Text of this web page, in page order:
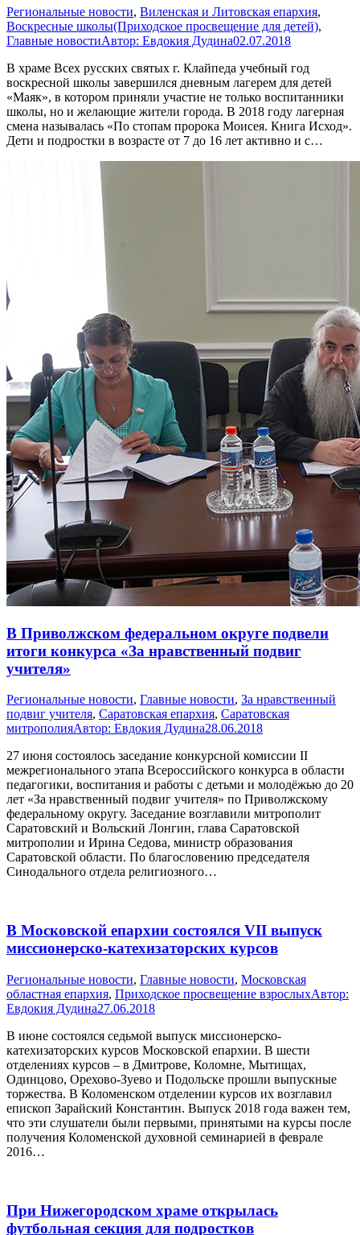
Pегиональные новости, Виленская и Литовская епархия,
Воскресные школы(Приходское просвещение для детей),
Главные новостиАвтор: Евдокия Дудина02.07.2018
В храме Всех русских святых г. Клайпеда учебный год
воскресной школы завершился дневным лагерем для детей
«Маяк», в котором приняли участие не только воспитанники
школы, но и желающие жители города. В 2018 году лагерная
смена называлась «По стопам пророка Моисея. Книга Исход».
Дети и подростки в возрасте от 7 до 16 лет активно и с…
В Приволжском федеральном округе подвели
итоги конкурса «За нравственный подвиг
учителя»
Pегиональные новости, Главные новости, За нравственный
подвиг учителя, Саратовская епархия, Саратовская
митрополияАвтор: Евдокия Дудина28.06.2018
27 июня состоялось заседание конкурсной комиссии II
межрегионального этапа Всероссийского конкурса в области
педагогики, воспитания и работы с детьми и молодёжью до 20
лет «За нравственный подвиг учителя» по Приволжскому
федеральному округу. Заседание возглавили митрополит
Саратовский и Вольский Лонгин, глава Саратовской
митрополии и Ирина Седова, министр образования
Саратовской области. По благословению председателя
Синодального отдела религиозного…
В Московской епархии состоялся VII выпуск
миссионерско-катехизаторских курсов
Pегиональные новости, Главные новости, Московская
областная епархия, Приходское просвещение взрослыхАвтор:
Евдокия Дудина27.06.2018
В июне состоялся седьмой выпуск миссионерско-
катехизаторских курсов Московской епархии. В шести
отделениях курсов – в Дмитрове, Коломне, Мытищах,
Одинцово, Орехово-Зуево и Подольске прошли выпускные
торжества. В Коломенском отделении курсов их возглавил
епископ Зарайский Константин. Выпуск 2018 года важен тем,
что эти слушатели были первыми, принятыми на курсы после
получения Коломенской духовной семинарией в феврале
2016…
При Нижегородском храме открылась
футбольная секция для подростков